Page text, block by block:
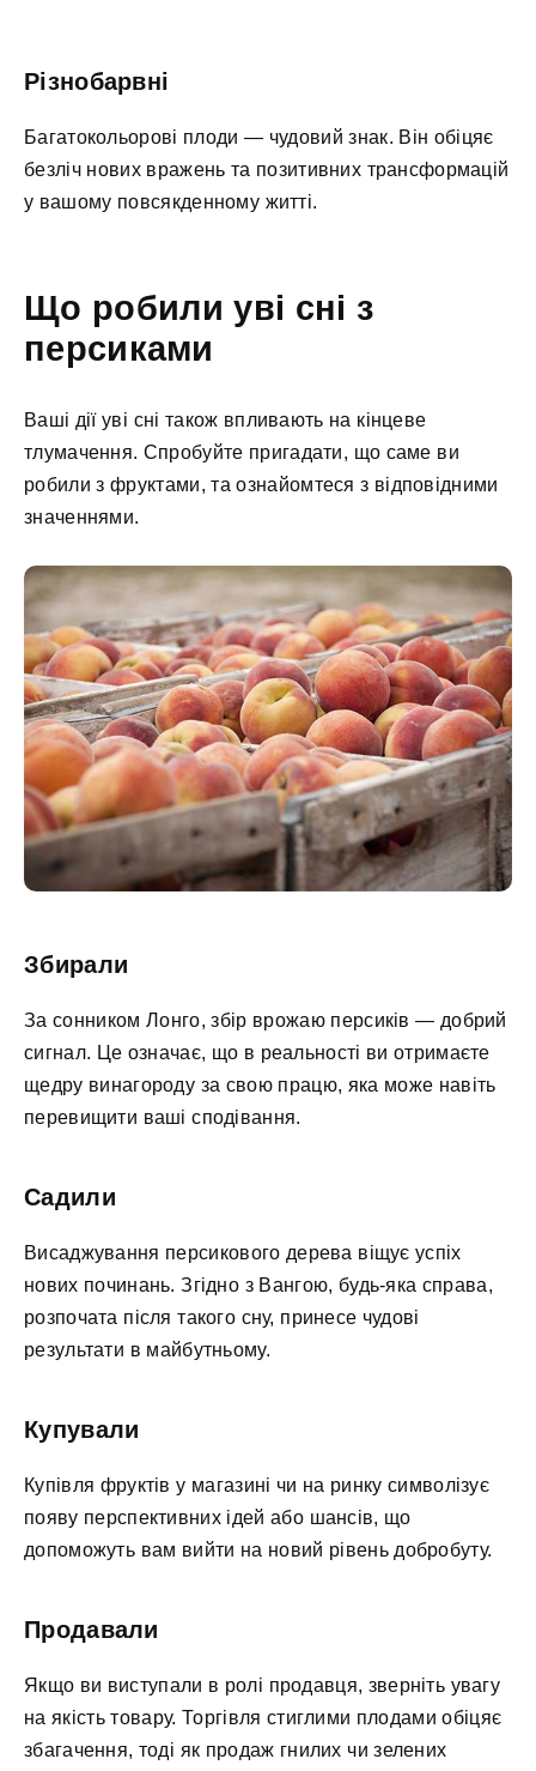
Різнобарвні
Багатокольорові плоди — чудовий знак. Він обіцяє
безліч нових вражень та позитивних трансформацій
у вашому повсякденному житті.
Що робили уві сні з
персиками
Ваші дії уві сні також впливають на кінцеве
тлумачення. Спробуйте пригадати, що саме ви
робили з фруктами, та ознайомтеся з відповідними
значеннями.
Збирали
За сонником Лонго, збір врожаю персиків — добрий
сигнал. Це означає, що в реальності ви отримаєте
щедру винагороду за свою працю, яка може навіть
перевищити ваші сподівання.
Садили
Висаджування персикового дерева віщує успіх
нових починань. Згідно з Вангою, будь-яка справа,
розпочата після такого сну, принесе чудові
результати в майбутньому.
Купували
Купівля фруктів у магазині чи на ринку символізує
появу перспективних ідей або шансів, що
допоможуть вам вийти на новий рівень добробуту.
Продавали
Якщо ви виступали в ролі продавця, зверніть увагу
на якість товару. Торгівля стиглими плодами обіцяє
збагачення, тоді як продаж гнилих чи зелених